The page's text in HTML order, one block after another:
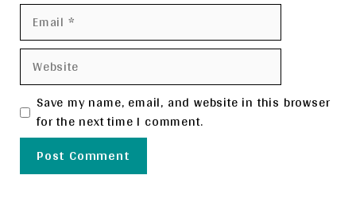
Email
Website
Save my name, email, and website in this browser
for the next time I comment.